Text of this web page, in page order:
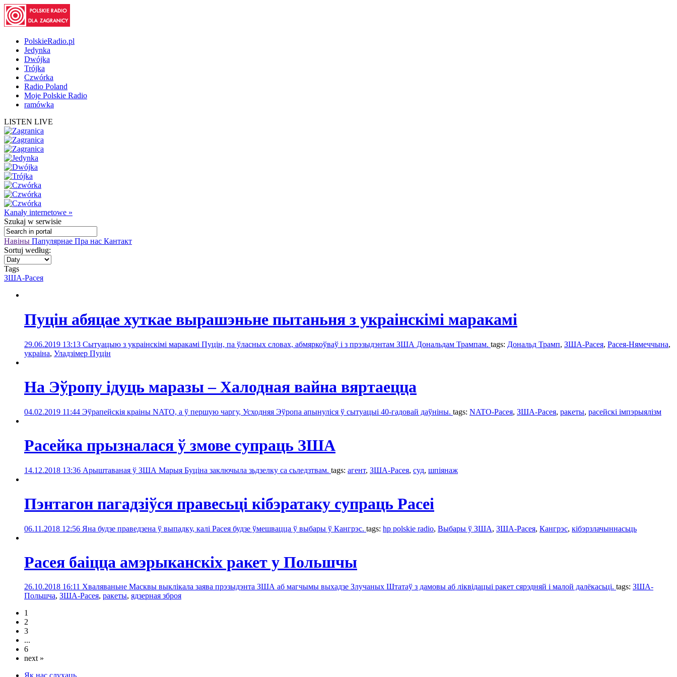
PolskieRadio.pl
Jedynka
Dwójka
Trójka
Czwórka
Radio Poland
Moje Polskie Radio
ramówka
LISTEN LIVE
Kanały internetowe »
Szukaj w serwisie
Навіны Папулярнае Пра нас Кантакт
Sortuj według:
Tags
ЗША-Расея
Пуцін абяцае хуткае вырашэньне пытаньня з украінскімі маракамі
29.06.2019 13:13 Сытуацыю з украінскімі маракамі Пуцін, па ўласных словах, абмяркоўваў і з прэзыдэнтам ЗША Дональдам Трампам. tags: Дональд Трамп, ЗША-Расея, Расея-Нямеччына,
украіна, Уладзімер Пуцін
На Эўропу ідуць маразы – Халодная вайна вяртаецца
04.02.2019 11:44 Эўрапейскія краіны NATO, а ў першую чаргу, Усходняя Эўропа апынуліся ў сытуацыі 40-гадовай даўніны. tags: NATO-Расея, ЗША-Расея, ракеты, расейскі імпэрыялізм
Расейка прызналася ў змове супраць ЗША
14.12.2018 13:36 Арыштаваная ў ЗША Марыя Буціна заключыла зьдзелку са сьледзтвам. tags: агент, ЗША-Расея, суд, шпіянаж
Пэнтагон пагадзіўся правесьці кібэратаку супраць Расеі
06.11.2018 12:56 Яна будзе праведзена ў выпадку, калі Расея будзе ўмешвацца ў выбары ў Кангрэс. tags: hp polskie radio, Выбары ў ЗША, ЗША-Расея, Кангрэс, кібэрзлачыннасьць
Расея баіцца амэрыканскіх ракет у Польшчы
26.10.2018 16:11 Хваляваньне Масквы выклікала заява прэзыдэнта ЗША аб магчымы выхадзе Злучаных Штатаў з дамовы аб ліквідацыі ракет сярэдняй і малой далёкасьці. tags: ЗША-
Польшча, ЗША-Расея, ракеты, ядзерная зброя
1
2
3
...
6
next »